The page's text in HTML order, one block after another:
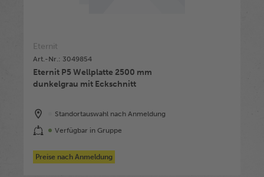
Eternit
Art.-Nr.: 3049854
Eternit P5 Wellplatte 2500 mm
dunkelgrau mit Eckschnitt
Standortauswahl nach Anmeldung
Verfügbar in Gruppe
Preise nach Anmeldung